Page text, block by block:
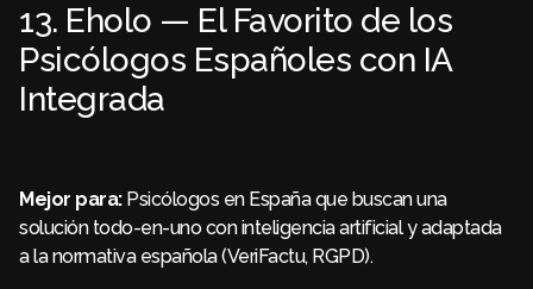
13. Eholo — El Favorito de los
Psicólogos Españoles con IA
Integrada
Mejor para:Psicólogos en España que buscan una
solución todo-en-uno con inteligencia artificial y adaptada
a la normativa española (VeriFactu, RGPD).